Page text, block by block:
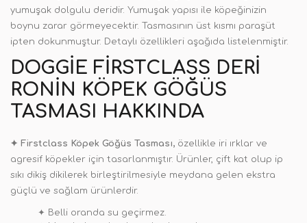
yumuşak dolgulu deridir. Yumuşak yapısı ile köpeğinizin
boynu zarar görmeyecektir. Tasmasının üst kısmı paraşüt
ipten dokunmuştur. Detaylı özellikleri aşağıda listelenmiştir.
DOGGIE FIRSTCLASS DERI
RONIN KÖPEK GÖĞÜS
TASMASI HAKKINDA
✦ Firstclass Köpek Göğüs Tasması, özellikle iri ırklar ve
agresif köpekler için tasarlanmıştır. Ürünler, çift kat olup ip
sıkı dikiş dikilerek birleştirilmesiyle meydana gelen ekstra
güçlü ve sağlam ürünlerdir.
✦ Belli oranda su geçirmez.